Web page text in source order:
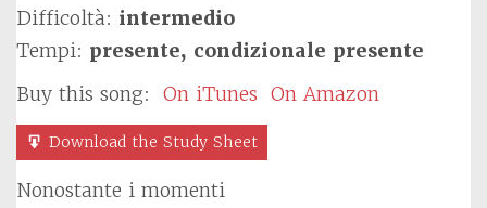
Difficoltà: intermedio
Tempi: presente, condizionale presente
Buy this song: On iTunes On Amazon
Download the Study Sheet
Nonostante i momenti